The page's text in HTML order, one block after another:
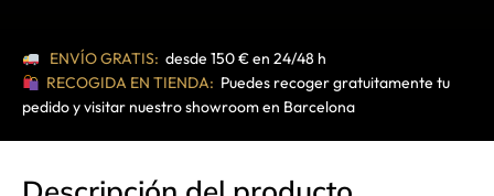
ENVÍO GRATIS: desde 150 € en 24/48 h
RECOGIDA EN TIENDA: Puedes recoger gratuitamente tu
pedido y visitar nuestro showroom en Barcelona